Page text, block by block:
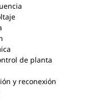
de planta
y reconexión